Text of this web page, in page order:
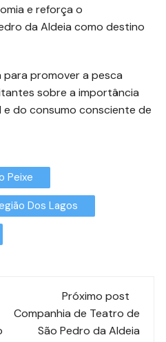
e reforça o
da Aldeia como destino
promover a pesca
sobre a importância
do consumo consciente de
Peixe
Dos Lagos
Próximo post
Companhia de Teatro de
São Pedro da Aldeia